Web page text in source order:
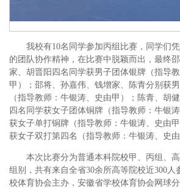
我校有10名同学参加丙组比赛，同学们
的团队协作精神，在比赛中脱颖而出，最终
家、胡晋阳四名同学获男子团体银牌（指导
甲）；邵将、孙嘉伟、钱增家、陈青分别获
（指导教师：牛银涛、史由甲）；陈青、胡
四名同学获女子团体铜牌（指导教师：牛银
获女子单打铜牌（指导教师：牛银涛、史由
获女子双打第四名（指导教师：牛银涛、史由
本次比赛分为普通本科院校甲、丙组、
组别，共有来自全省30余所高等院校近300人
校体育协会主办，安徽省学校体育协会网球分